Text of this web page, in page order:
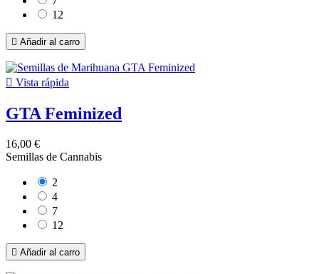
12
 Añadir al carro
 Vista rápida
GTA Feminized
16,00 €
Semillas de Cannabis
2
4
7
12
 Añadir al carro